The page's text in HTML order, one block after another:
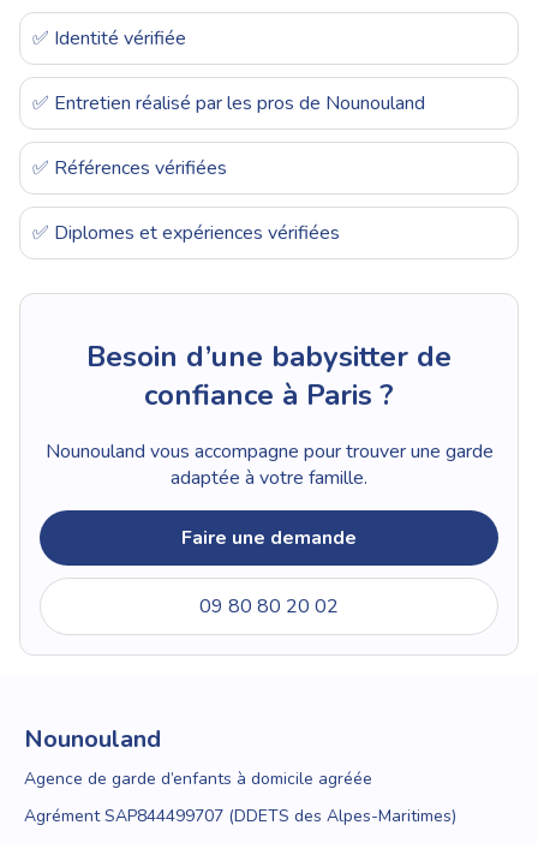
✅ Identité vérifiée
✅ Entretien réalisé par les pros de Nounouland
✅ Références vérifiées
✅ Diplomes et expériences vérifiées
Besoin d’une babysitter de
confiance à Paris ?
Nounouland vous accompagne pour trouver une garde
adaptée à votre famille.
Faire une demande
09 80 80 20 02
Nounouland
Agence de garde d’enfants à domicile agréée
Agrément SAP844499707 (DDETS des Alpes-Maritimes)